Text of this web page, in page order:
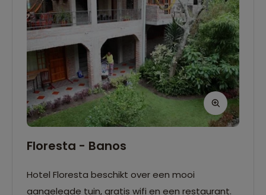
Floresta - Banos
Hotel Floresta beschikt over een mooi
aangelegde tuin, gratis wifi en een restaurant.